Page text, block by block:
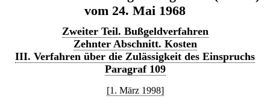
vom 24. Mai 1968
Zweiter Teil. Bußgeldverfahren
Zehnter Abschnitt. Kosten
III. Verfahren über die Zulässigkeit des Einspruchs
Paragraf 109
[1. März 1998]